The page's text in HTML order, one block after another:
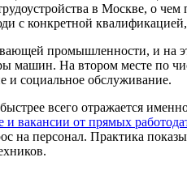
в Москве, о
с конкретной
промышленности, и на
На втором месте по
и социальное обслуживание.
всего отражается
и вакансии от прямых
на персонал. Практика